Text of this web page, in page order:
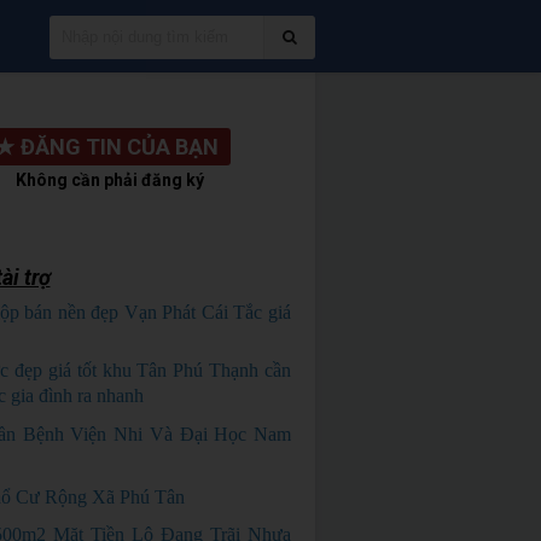
ĐĂNG TIN CỦA BẠN
Không cần phải đăng ký
trợ
bán nền đẹp Vạn Phát Cái Tắc giá
đẹp giá tốt khu Tân Phú Thạnh cần
gia đình ra nhanh
Bệnh Viện Nhi Và Đại Học Nam
Cư Rộng Xã Phú Tân
Mặt Tiền Lộ Đang Trãi Nhựa